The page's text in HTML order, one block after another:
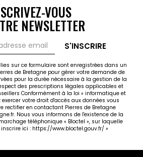
VOUS
NEWSLETTER
S'INSCRIRE
sur ce formulaire sont enregistrées dans un
de Bretagne pour gérer votre demande de
pour la durée nécessaire à la gestion de la
des prescriptions légales applicables et
Conformément à la loi « informatique et
exercer votre droit d'accès aux données vous
rectifier en contactant Pierres de Bretagne
Nous vous informons de l'existence de la
téléphonique « Bloctel », sur laquelle
ici : https://www.bloctel.gouv.fr/ »